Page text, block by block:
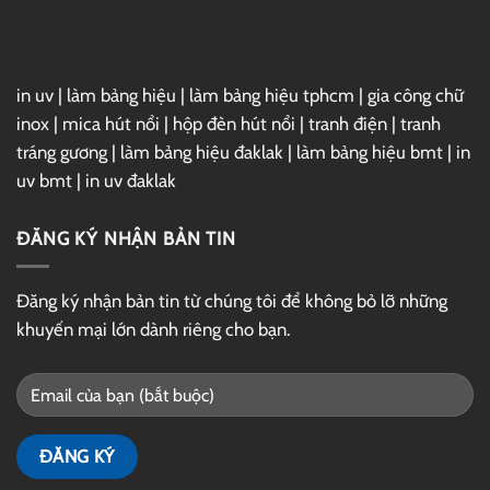
in uv | làm bảng hiệu | làm bảng hiệu tphcm | gia công chữ
inox | mica hút nổi | hộp đèn hút nổi | tranh điện | tranh
tráng gương | làm bảng hiệu đaklak | làm bảng hiệu bmt | in
uv bmt | in uv đaklak
ĐĂNG KÝ NHẬN BẢN TIN
Đăng ký nhận bản tin từ chúng tôi để không bỏ lỡ những
khuyến mại lớn dành riêng cho bạn.